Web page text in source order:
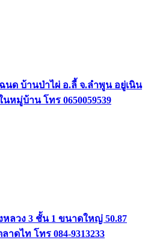
นด บ้านป่าไผ่ อ.ลี้ จ.ลำพูน อยู่เนิน
หมู่บ้าน โทร 0650059539
ลวง 3 ชั้น 1 ขนาดใหญ่ 50.87
าดไท โทร 084-9313233